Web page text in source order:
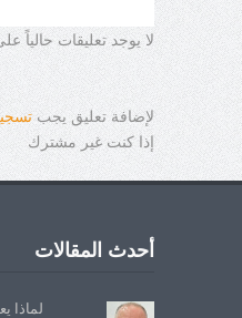
لا يوجد تعليقات حالياً
لإضافة تعليق يجب
إذا كنت غير مشترك
أحدث المقالات
لماذا